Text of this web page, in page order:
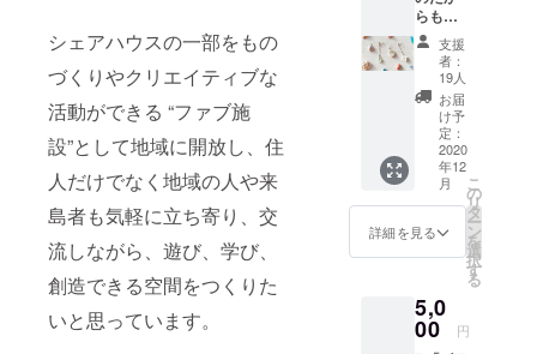
シェアハウスの一部をもの
づくりやクリエイティブな
活動ができる “ファブ施
設”として地域に開放し、住
人だけでなく地域の人や来
島者も気軽に立ち寄り、交
流しながら、遊び、学び、
創造できる空間をつくりた
いと思っています。
ご相談
を承り
ます。
▶聞き
づらい
ご質問
も遠慮
なくど
うぞ。
▶希望
移住先
は沖永
丈夫で
す。 ▶
有効期
必要と
しない
場合、
アトリ
エの利
用に料
金はか
からな
い予定
です。
▶アト
リエの
6月を予
定して
いま
らもの
プロ
ジェク
ト」 ▶
ビーチ
クリー
ンをし
ながら
拾った
貝殻や
シーグ
ラスで
つくっ
たアク
リーま
たは珊
瑚の型
支援
者：
19人
お届
け予
定：
2020
年12
月
詳細を見る
こ
の
リ
タ
ー
ン
を
選
択
す
る
5,0
00 円